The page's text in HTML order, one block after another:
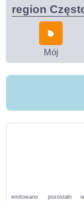
region
Mój
emitowano pozostało